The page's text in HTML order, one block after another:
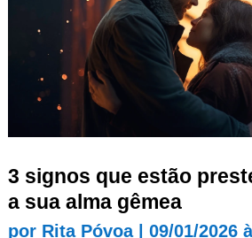
3 signos que estão
a sua alma gêmea
por Rita Póvoa| 09/01/2026